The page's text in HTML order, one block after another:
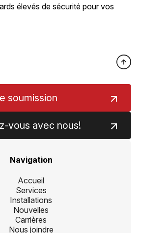
élevés de sécurité pour vos
soumission
vous avec nous!
Navigation
Accueil
Services
Installations
Nouvelles
Carrières
Nous joindre